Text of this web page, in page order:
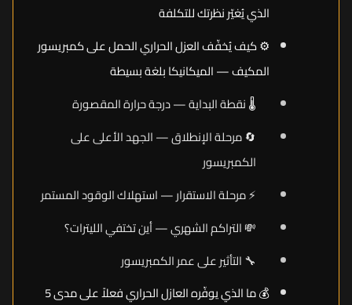
الذي يُغيّر نظرتك للتكلفة
⚙️ كيف يُخفّف العزل الحراري الحمل على كمبريسور
المكيف — الميكانيكا بلغة بسيطة
🌡️ نقطة البداية — درجة حرارة المقصورة
🔄 مرحلة الإنطلاق — الجهد الأعلى على
الكمبريسور
⚡ مرحلة الاستقرار — استهلاك الوقود المستمر
💸 التراكم الشهري — أين تختفي الليترات؟
🔧 التأثير على عمر الكمبريسور
💰 ما الذي يوفّره العازل الحراري فعلاً على مدى 5